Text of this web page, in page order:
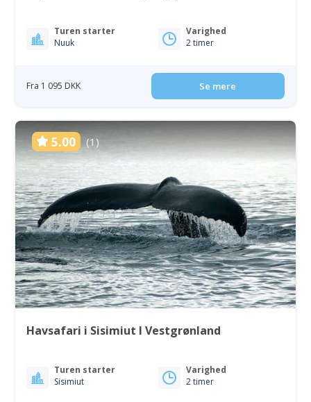
Turen starter
Nuuk
Varighed
2 timer
Fra 1 095 DKK Se mere
5.00 (1)
Havsafari i Sisimiut I Vestgrønland
Turen starter
Sisimiut
Varighed
2 timer